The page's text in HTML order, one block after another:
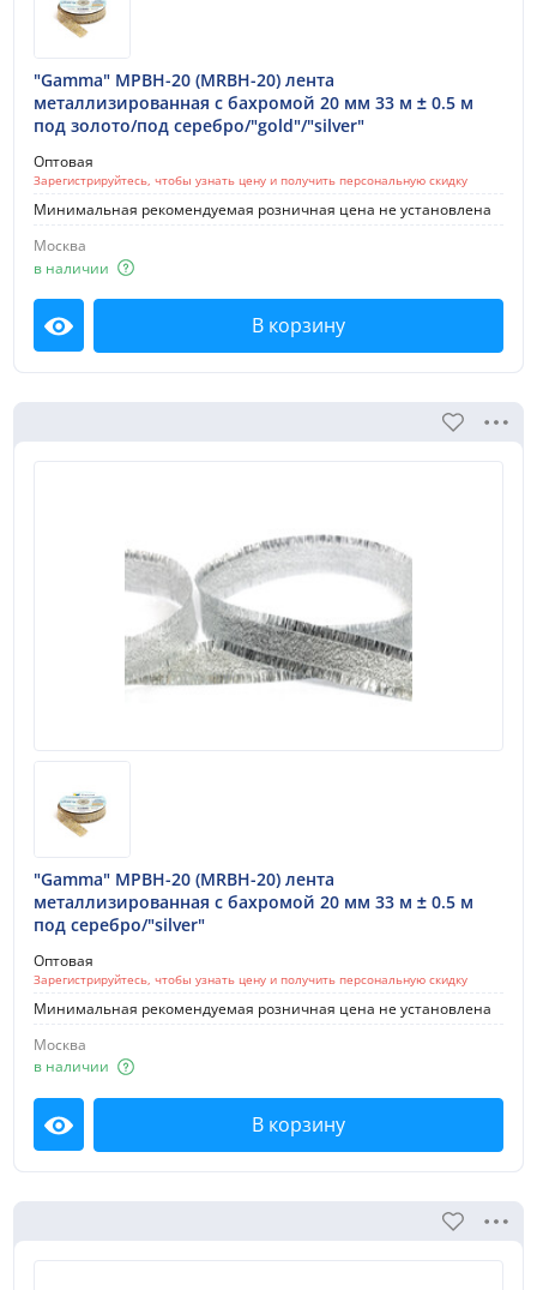
"Gamma" МРВН-20 (MRBH-20) лента
металлизированная с бахромой 20 мм 33 м ± 0.5 м
под золото/под серебро/"gold"/"silver"
Оптовая
Зарегистрируйтесь, чтобы узнать цену и получить персональную скидку
Минимальная рекомендуемая розничная цена не установлена
Москва
в наличии
Посмотреть В корзину
"Gamma" МРВН-20 (MRBH-20) лента
металлизированная с бахромой 20 мм 33 м ± 0.5 м
под серебро/"silver"
Оптовая
Зарегистрируйтесь, чтобы узнать цену и получить персональную скидку
Минимальная рекомендуемая розничная цена не установлена
Москва
в наличии
Посмотреть В корзину